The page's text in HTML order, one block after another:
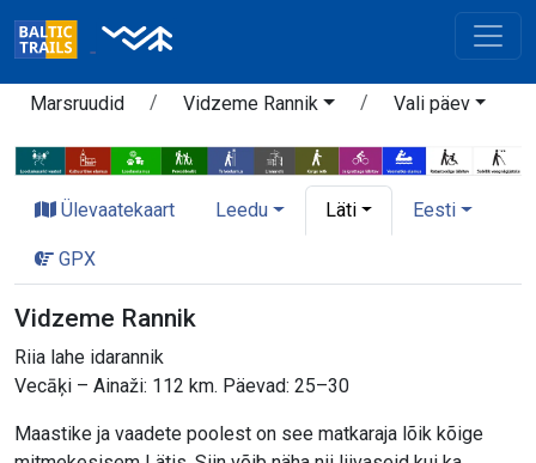
Marsruudid Vidzeme Rannik Vali päev
Ülevaatekaart Leedu Läti Eesti
GPX
Vidzeme Rannik
Riia lahe idarannik
Vecāķi – Ainaži: 112 km. Päevad: 25–30
Maastike ja vaadete poolest on see matkaraja lõik kõige